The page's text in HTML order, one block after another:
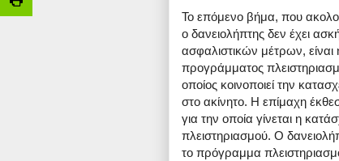
Το επόμενο βήμα, που
ο δανειολήπτης δεν έχει
ασφαλιστικών μέτρων,
προγράμματος
οποίος κοινοποιεί την
στο ακίνητο. Η επίμαχη
για την οποία γίνεται η
πλειστηριασμού. Ο
το πρόγραμμα